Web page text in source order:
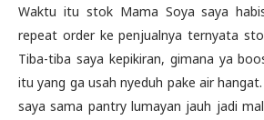
Waktu itu stok Mama Soya saya
repeat order ke penjualnya ternyata
Tiba-tiba saya kepikiran, gimana ya
itu yang ga usah nyeduh pake air
saya sama pantry lumayan jauh jadi